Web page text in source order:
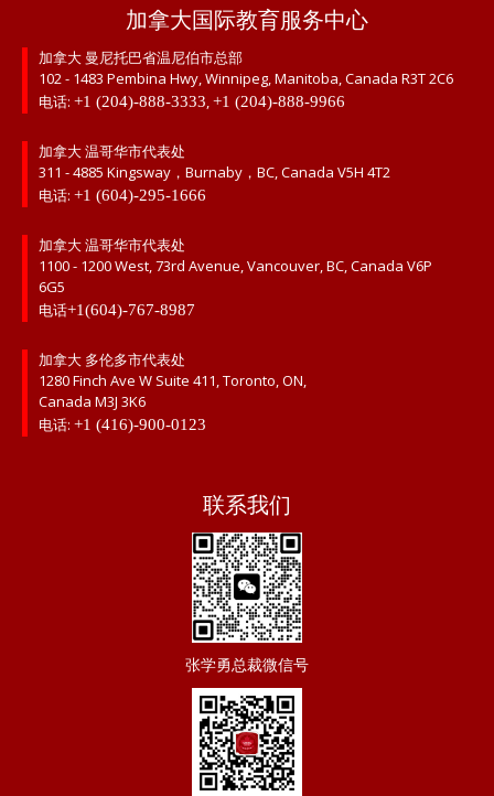
加拿大国际教育服务中心
加拿大 曼尼托巴省温尼伯市总部
102 - 1483 Pembina Hwy, Winnipeg, Manitoba, Canada R3T 2C6
电话: +1 (204)-888-3333,+1 (204)-888-9966
加拿大 温哥华市代表处
311 - 4885 Kingsway，Burnaby，BC, Canada V5H 4T2
电话: +1 (604)-295-1666
加拿大 温哥华市代表处
1100 - 1200 West, 73rd Avenue, Vancouver, BC, Canada V6P
6G5
电话+1(604)-767-8987
加拿大 多伦多市代表处
1280 Finch Ave W Suite 411, Toronto, ON,
Canada M3J 3K6
电话: +1 (416)-900-0123
联系我们
张学勇总裁微信号